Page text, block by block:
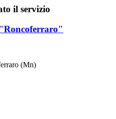
il servizio
(Mn)